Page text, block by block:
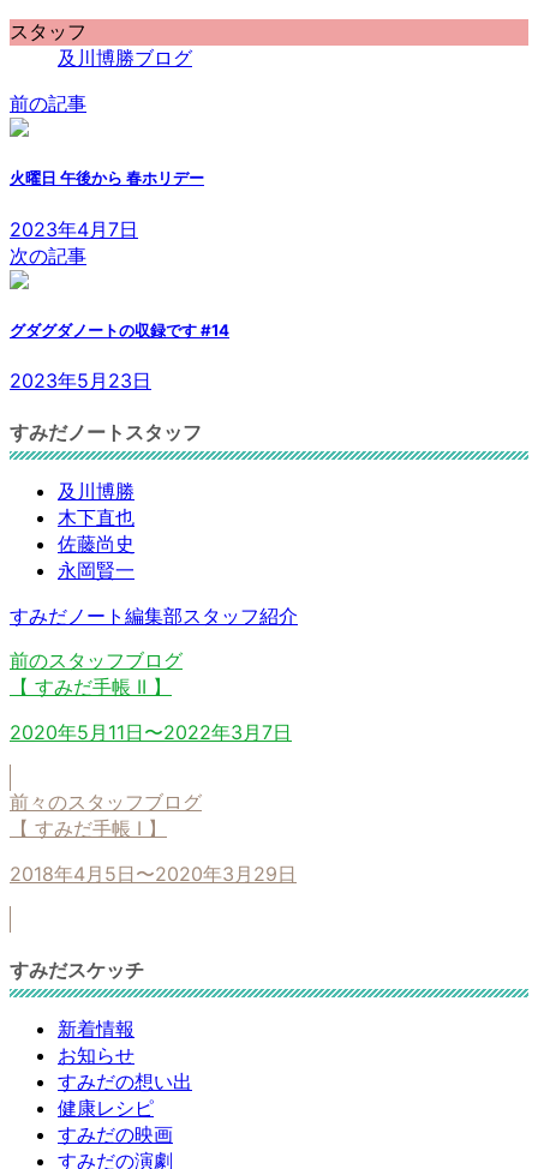
スタッフ
及川博勝ブログ
前の記事
火曜日 午後から 春ホリデー
2023年4月7日
次の記事
グダグダノートの収録です #14
2023年5月23日
すみだノートスタッフ
及川博勝
木下直也
佐藤尚史
永岡賢一
すみだノート編集部スタッフ紹介
前のスタッフブログ
【 すみだ手帳 II 】
2020年5月11日〜2022年3月7日
前々のスタッフブログ
【 すみだ手帳 I 】
2018年4月5日〜2020年3月29日
すみだスケッチ
新着情報
お知らせ
すみだの想い出
健康レシピ
すみだの映画
すみだの演劇